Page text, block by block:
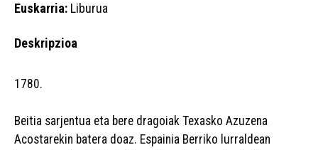
Euskarria: Liburua
Deskripzioa
1780.
Beitia sarjentua eta bere dragoiak Texasko Azuzena
Acostarekin batera doaz. Espainia Berriko lurraldean